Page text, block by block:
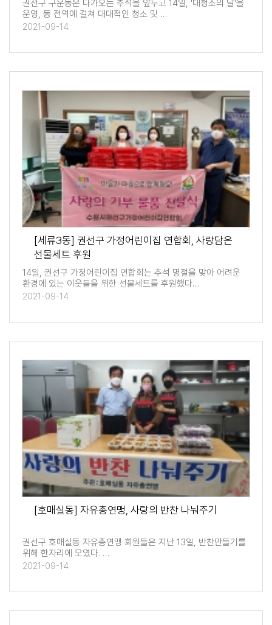
권선구 구운동은 다가오는 추석을 앞두고 14일, '대청소의 날'을
운영, 동 전역에 걸쳐 대대적인 청소 및 …
2021-09-14
[세류3동] 권선구 가정어린이집 연합회, 사랑담은
선물세트 후원
14일, 권선구 가정어린이집 연합회는 추석 명절을 맞아 어려운
환경에 있는 이웃들을 위한 선물세트를 후원했다…
2021-09-14
[호매실동] 자유총연맹, 사랑의 반찬 나눠주기
권선구 호매실동 자유총연맹 회원들은 지난 13일, 반찬만들기를
위해 한자리에 모였다. …
2021-09-14